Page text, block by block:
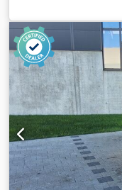
ελεύθερη ανύψωση:
διάσταση εμπρόσθιου
ελαστικού:140/55-9,
κινητήρα:
Aksw R Dt Ijrjha